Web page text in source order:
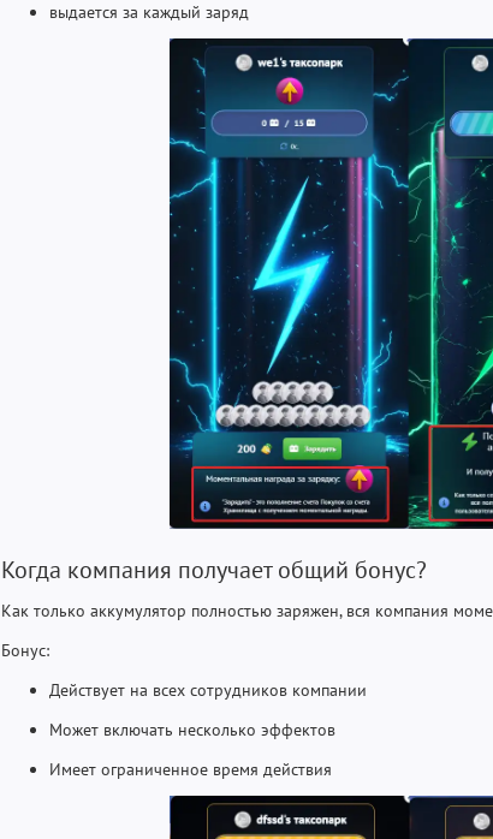
выдается за каждый заряд
Когда компания получает общий бонус?
Как только аккумулятор полностью заряжен, вся компания
Бонус:
Действует на всех сотрудников компании
Может включать несколько эффектов
Имеет ограниченное время действия